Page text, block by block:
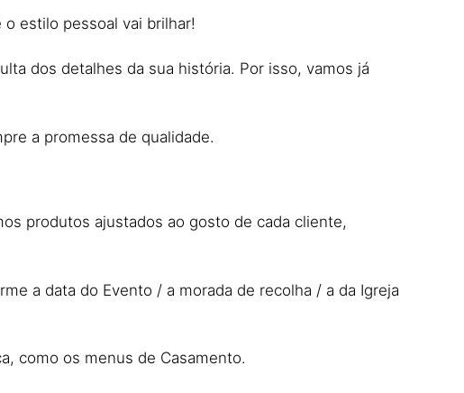
estilo pessoal vai brilhar!
dos detalhes da sua história. Por isso, vamos já
a promessa de qualidade.
produtos ajustados ao gosto de cada cliente,
a data do Evento / a morada de recolha / a da Igreja
como os menus de Casamento.